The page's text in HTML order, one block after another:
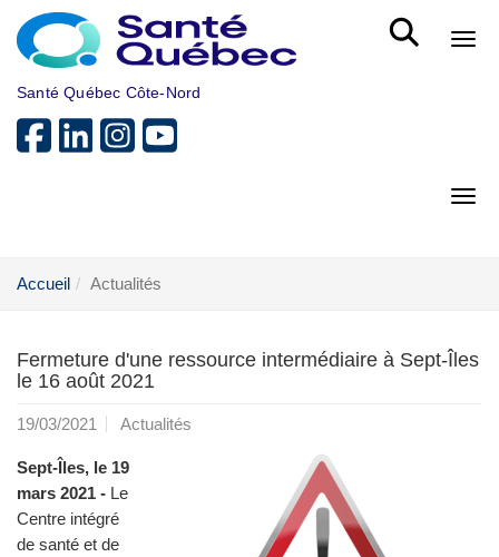
Aller au menu principal
Santé Québec Côte-Nord
Accueil Actualités
Fermeture d'une ressource intermédiaire à Sept-Îles
le 16 août 2021
19/03/2021 Actualités
Sept-Îles, le 19
mars 2021 - Le
Centre intégré
de santé et de